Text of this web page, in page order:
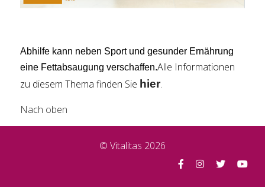
Abhilfe kann neben Sport und gesunder Ernährung
eine Fettabsaugung verschaffen.Alle Informationen
zu diesem Thema finden Sie hier.
Nach oben
© Vitalitas 2026